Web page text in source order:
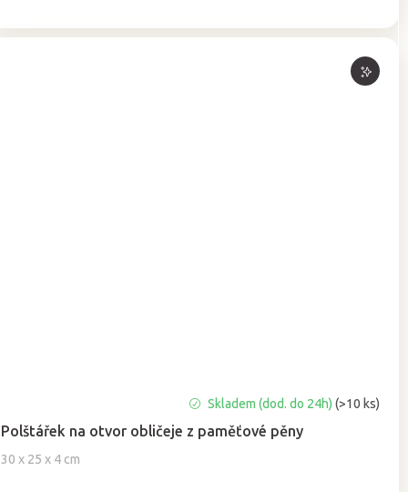
Polštářek na otvor obličeje z paměťové pěny
30 x 25 x 4 cm
hodnocení
produktu
je
Skladem (dod. do 24h)(>10 ks)